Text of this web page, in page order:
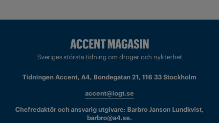
Sveriges största tidning om droger och nykterhet
Tidningen Accent, A4, Bondegatan 21, 116 33 Stockholm
accent@iogt.se
Chefredaktör och ansvarig utgivare: Barbro Janson Lundkvist,
barbro@a4.se.